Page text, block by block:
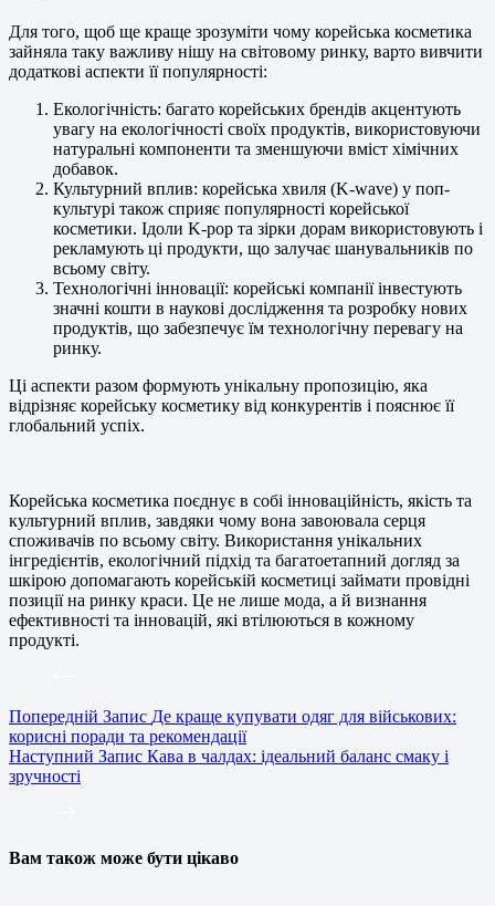
Для того, щоб ще краще зрозуміти чому корейська косметика
зайняла таку важливу нішу на світовому ринку, варто вивчити
додаткові аспекти її популярності:
Екологічність: багато корейських брендів акцентують
увагу на екологічності своїх продуктів, використовуючи
натуральні компоненти та зменшуючи вміст хімічних
добавок.
Культурний вплив: корейська хвиля (K-wave) у поп-
культурі також сприяє популярності корейської
косметики. Ідоли K-pop та зірки дорам використовують і
рекламують ці продукти, що залучає шанувальників по
всьому світу.
Технологічні інновації: корейські компанії інвестують
значні кошти в наукові дослідження та розробку нових
продуктів, що забезпечує їм технологічну перевагу на
ринку.
Ці аспекти разом формують унікальну пропозицію, яка
відрізняє корейську косметику від конкурентів і пояснює її
глобальний успіх.
Корейська косметика поєднує в собі інноваційність, якість та
культурний вплив, завдяки чому вона завоювала серця
споживачів по всьому світу. Використання унікальних
інгредієнтів, екологічний підхід та багатоетапний догляд за
шкірою допомагають корейській косметиці займати провідні
позиції на ринку краси. Це не лише мода, а й визнання
ефективності та інновацій, які втілюються в кожному
продукті.
Попередній Запис Де краще купувати одяг для військових:
корисні поради та рекомендації
Наступний Запис Кава в чалдах: ідеальний баланс смаку і
зручності
Вам також може бути цікаво